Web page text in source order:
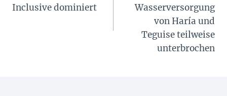
Inclusive dominiert
Wasserversorgung
von Haría und
Teguise teilweise
unterbrochen